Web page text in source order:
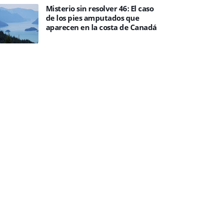
Misterio sin resolver 46: El caso
de los pies amputados que
aparecen en la costa de Canadá